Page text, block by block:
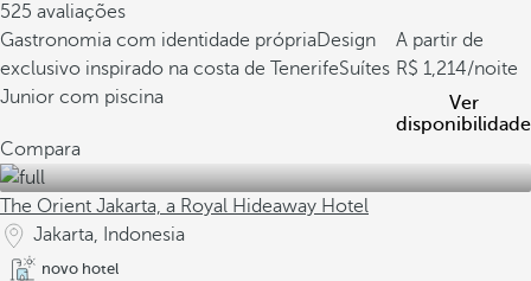
525 avaliações
Gastronomia com identidade própriaDesign
exclusivo inspirado na costa de TenerifeSuítes
Junior com piscina
A partir de
1,214/noite
Ver
disponibilidade
Compara
The Orient Jakarta, a Royal Hideaway Hotel
Jakarta, Indonesia
novo hotel